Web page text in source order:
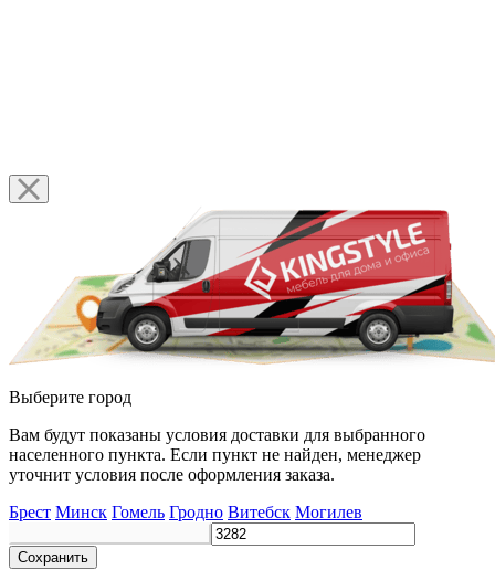
Выберите город
Вам будут показаны условия доставки для выбранного
населенного пункта. Если пункт не найден, менеджер
уточнит условия после оформления заказа.
Брест Минск Гомель Гродно Витебск Могилев
Сохранить